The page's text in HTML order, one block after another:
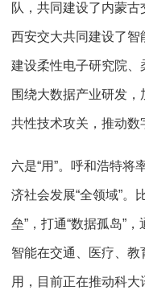
队，共同建设了内蒙
西安交大共同建设了智
建设柔性电子研究院
围绕大数据产业研发
共性技术攻关，推动数
六是“用”。呼和浩特将
济社会发展“全领域”。
垒”，打通“数据孤岛”
智能在交通、医疗、
用，目前正在推动科大